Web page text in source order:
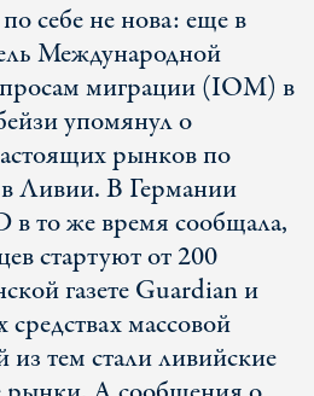
себе не нова: еще в
Международной
миграции (IOM) в
упомянул о
рынков по
Ливии. В Германии
в то же время сообщала,
стартуют от 200
газете Guardian и
массовой
тем стали ливийские